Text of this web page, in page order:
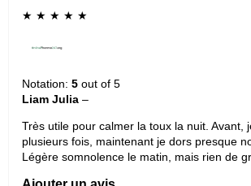
★ ★ ★ ★ ★
Notation: 5 out of 5
Liam Julia –
Très utile pour calmer la toux la nuit. Avant,
plusieurs fois, maintenant je dors presque
Légère somnolence le matin, mais rien de